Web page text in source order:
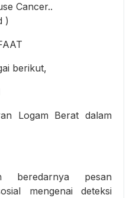
Cancer..
)
berikut,
Logam Berat dalam
beredarnya pesan
mengenai deteksi